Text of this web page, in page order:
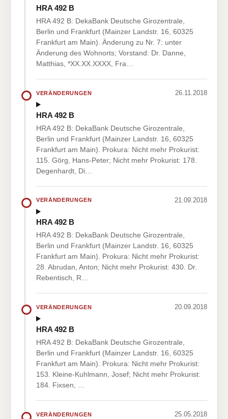
HRA 492 B
HRA 492 B: DekaBank Deutsche Girozentrale,
Berlin und Frankfurt (Mainzer Landstr. 16, 60325
Frankfurt am Main). Änderung zu Nr. 7: unter
Änderung des Wohnorts; Vorstand: Dr. Danne,
Matthias, *XX.XX.XXXX, Fra…
VERÄNDERUNGEN 26.11.2018
HRA 492 B
HRA 492 B: DekaBank Deutsche Girozentrale,
Berlin und Frankfurt (Mainzer Landstr. 16, 60325
Frankfurt am Main). Prokura: Nicht mehr Prokurist:
115. Görg, Hans-Peter; Nicht mehr Prokurist: 178.
Degenhardt, Di…
VERÄNDERUNGEN 21.09.2018
HRA 492 B
HRA 492 B: DekaBank Deutsche Girozentrale,
Berlin und Frankfurt (Mainzer Landstr. 16, 60325
Frankfurt am Main). Prokura: Nicht mehr Prokurist:
28. Abrudan, Anton; Nicht mehr Prokurist: 430. Dr.
Rebentisch, R…
VERÄNDERUNGEN 20.09.2018
HRA 492 B
HRA 492 B: DekaBank Deutsche Girozentrale,
Berlin und Frankfurt (Mainzer Landstr. 16, 60325
Frankfurt am Main). Prokura: Nicht mehr Prokurist:
153. Kleine-Kuhlmann, Josef; Nicht mehr Prokurist:
184. Fixsen, …
VERÄNDERUNGEN 25.05.2018